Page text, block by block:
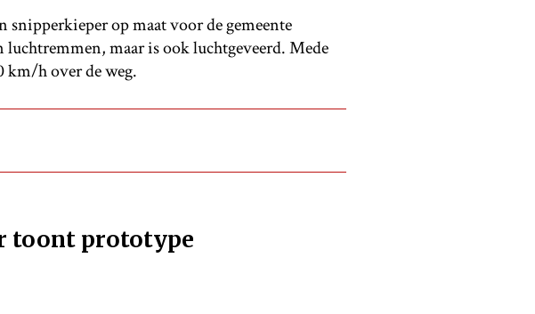
snipperkieper op maat voor de gemeente
maar is ook luchtgeveerd. Mede
km/h over de weg.
toont prototype